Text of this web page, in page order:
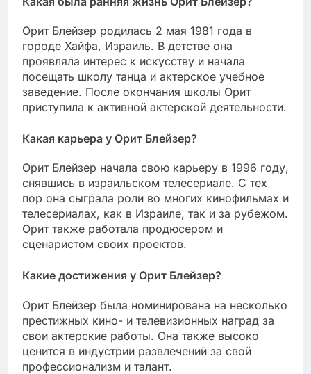
Орит Блейзер родилась 2 мая 1981 года в
городе Хайфа, Израиль. В детстве она
проявляла интерес к искусству и начала
посещать школу танца и актерское учебное
заведение. После окончания школы Орит
приступила к активной актерской деятельности.
Какая карьера у Орит Блейзер?
Орит Блейзер начала свою карьеру в 1996 году,
снявшись в израильском телесериале. С тех
пор она сыграла роли во многих кинофильмах и
телесериалах, как в Израиле, так и за рубежом.
Орит также работала продюсером и
сценаристом своих проектов.
Какие достижения у Орит Блейзер?
Орит Блейзер была номинирована на несколько
престижных кино- и телевизионных наград за
свои актерские работы. Она также высоко
ценится в индустрии развлечений за свой
профессионализм и талант.